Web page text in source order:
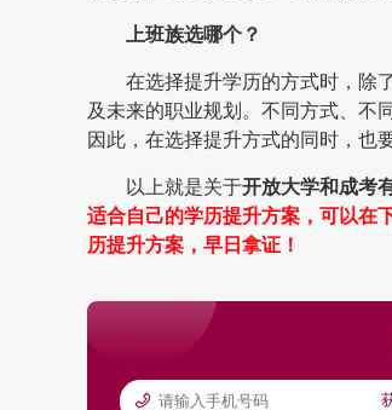
上班族选哪个？
在选择提升学历的方式时，除
及未来的职业规划。不同方式、不
因此，在选择提升方式的同时，也
以上就是关于开放大学和成考
适合自己的学历提升方案，可以在
历提升方案，早日拿证！